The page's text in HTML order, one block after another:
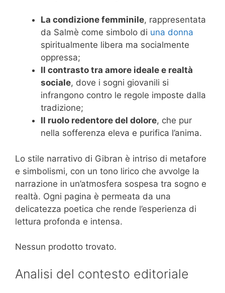
La condizione femminile, rappresentata
da Salmè come simbolo di una donna
spiritualmente libera ma socialmente
oppressa;
Il contrasto tra amore ideale e realtà
sociale, dove i sogni giovanili si
infrangono contro le regole imposte dalla
tradizione;
Il ruolo redentore del dolore, che pur
nella sofferenza eleva e purifica l’anima.
Lo stile narrativo di Gibran è intriso di metafore
e simbolismi, con un tono lirico che avvolge la
narrazione in un’atmosfera sospesa tra sogno e
realtà. Ogni pagina è permeata da una
delicatezza poetica che rende l’esperienza di
lettura profonda e intensa.
Nessun prodotto trovato.
Analisi del contesto editoriale